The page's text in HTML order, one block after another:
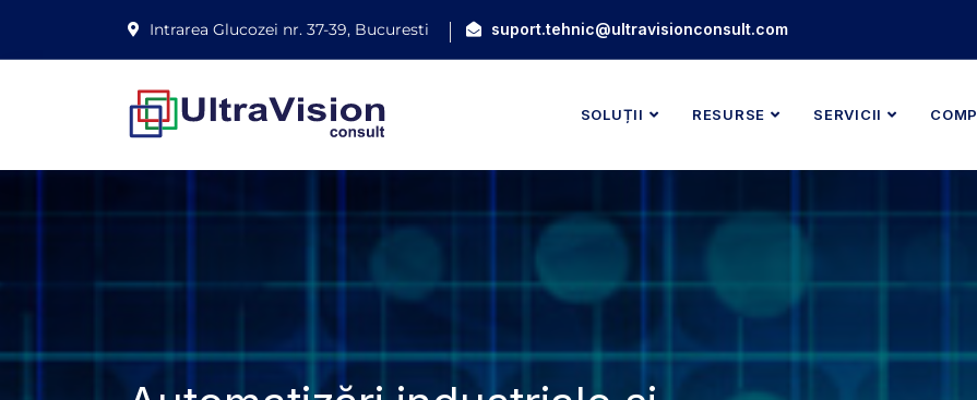
Intrarea Glucozei nr. 37-39, Bucuresti suport.tehnic@ultravisionconsult.com
SOLUȚII RESURSE SERVICII